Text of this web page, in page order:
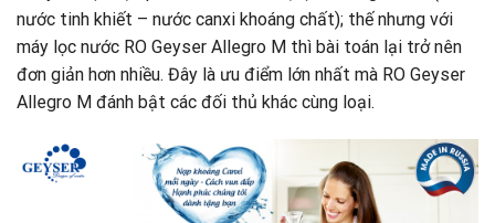
nước tinh khiết – nước canxi khoáng chất); thế nhưng với
máy lọc nước RO Geyser Allegro M thì bài toán lại trở nên
đơn giản hơn nhiều. Đây là ưu điểm lớn nhất mà RO Geyser
Allegro M đánh bật các đối thủ khác cùng loại.